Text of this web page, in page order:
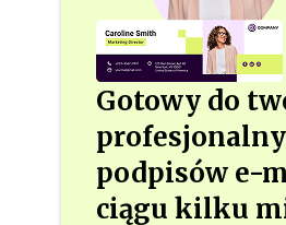
Gotowy do
podpisów e-
ciągu kilku